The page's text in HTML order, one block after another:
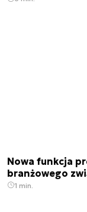
Nowa funkcja
branżowego
1 min.